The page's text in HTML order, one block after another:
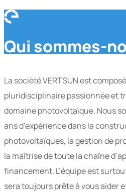
Qui sommes-
La société VERTSUN est
pluridisciplinaire passionnée et
domaine photovoltaïque. Nous
ans d’expérience dans la
photovoltaïques, la gestion de
la maîtrise de toute la chaîne
financement. L’équipe est
sera toujours prête à vous aider